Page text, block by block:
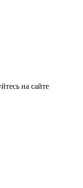
на сайте